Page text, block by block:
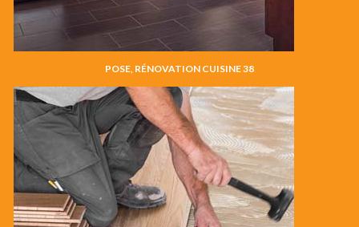
POSE, RÉNOVATION CUISINE 38